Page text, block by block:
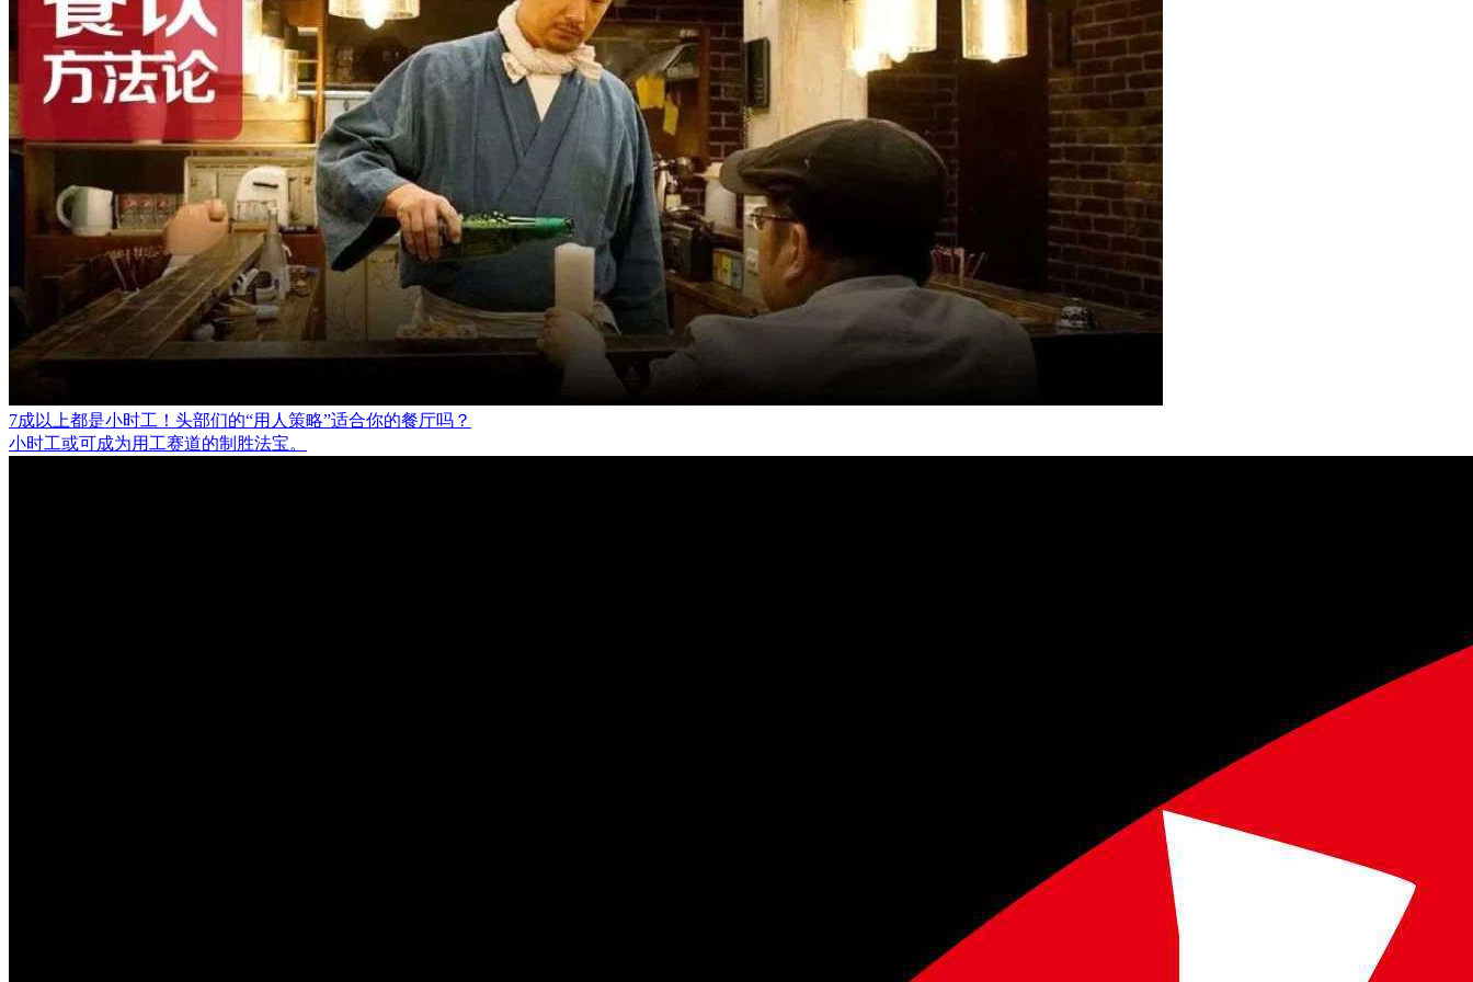
7成以上都是小时工！头部们的“用人策略”适合你的餐厅吗？
小时工或可成为用工赛道的制胜法宝。